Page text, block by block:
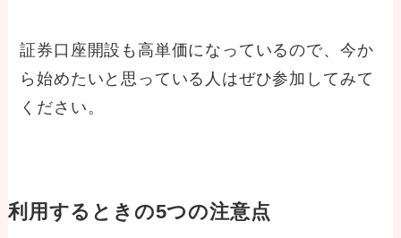
証券口座開設も高単価になっているので、今か
ら始めたいと思っている人はぜひ参加してみて
ください。
利用するときの5つの注意点